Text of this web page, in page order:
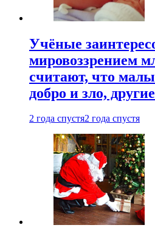
Учёные
мировоззрением
считают, что
добро и зло,
2 года спустя2 года спустя